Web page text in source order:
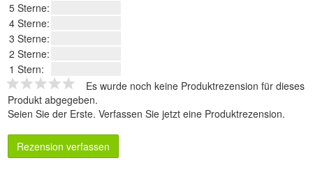
5 Sterne:
4 Sterne:
3 Sterne:
2 Sterne:
1 Stern:
Es wurde noch keine Produktrezension für dieses
Produkt abgegeben.
Seien Sie der Erste. Verfassen Sie jetzt eine Produktrezension.
Rezension verfassen